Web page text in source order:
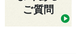
ご質問